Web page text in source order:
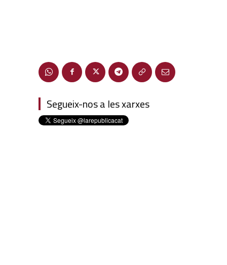
Segueix-nos a les xarxes